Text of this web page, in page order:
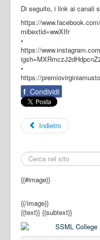
Di seguito, i link ai canali
https://
mibextid=wwXIfr
•
https://
•
https://
f Condividi
Indietro
{{#image}}
{{/image}}
{{text}} {{subtext}}